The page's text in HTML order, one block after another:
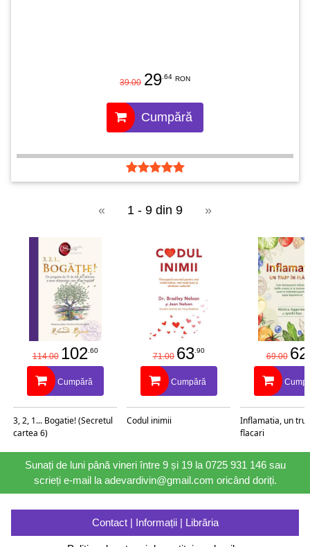
39.00 29 .64 RON
Cumpără
« 1 - 9 din 9 »
114.00 102 .60
Cumpără
3, 2, 1... Bogatie! (Secretul
cartea 6)
71.00 63 .90
Cumpără
Codul inimii
69.00 62
Inflamatia, un
flacari
Sunați de luni până vineri între 9 și 19 la 0725 931 146 sau
scrieți e-mail la adevardivin@gmail.com oricând doriți.
Contact | Informații | Librăria